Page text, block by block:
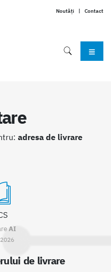
Noutăți | Contact
adresa de livrare
AI
de livrare